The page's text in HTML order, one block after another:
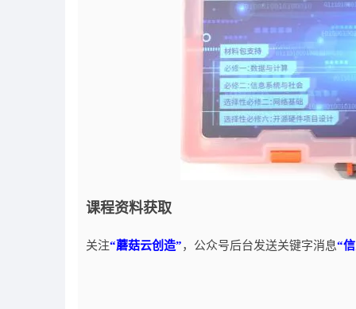
课程资料获取
关注“蘑菇云创造”，公众号后台发送关键字消息“